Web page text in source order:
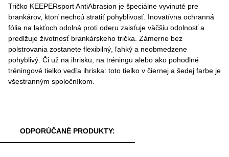
Tričko KEEPERsport AntiAbrasion je špeciálne vyvinuté pre
brankárov, ktorí nechcú stratiť pohyblivosť. Inovatívna ochranná
fólia na lakťoch odolná proti oderu zaisťuje väčšiu odolnosť a
predlžuje životnosť brankárskeho trička. Zámerne bez
polstrovania zostanete flexibilný, ľahký a neobmedzene
pohyblivý. Či už na ihrisku, na tréningu alebo ako pohodlné
tréningové tielko vedľa ihriska: toto tielko v čiernej a šedej farbe je
všestranným spoločníkom.
ODPORÚČANÉ PRODUKTY: